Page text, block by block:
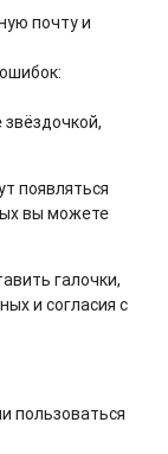
почту и
появляться
вы можете
галочки,
и согласия с
пользоваться